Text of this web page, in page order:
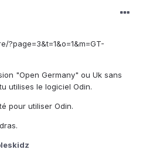
?page=3&t=1&o=1&m=GT-
"Open Germany" ou Uk sans
utilises le logiciel Odin.
pour utiliser Odin.